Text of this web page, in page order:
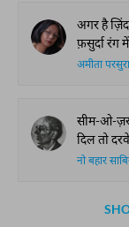
अगर है
फ़सुर्दा रंग
अमीता
सीम-ओ-
दिल तो
नो बहार